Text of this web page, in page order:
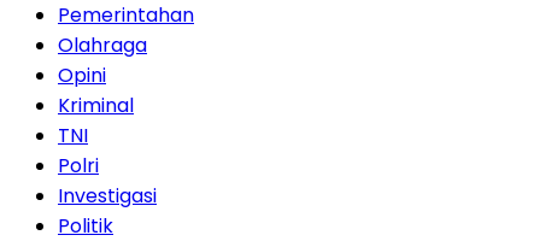
Pemerintahan
Olahraga
Opini
Kriminal
TNI
Polri
Investigasi
Politik